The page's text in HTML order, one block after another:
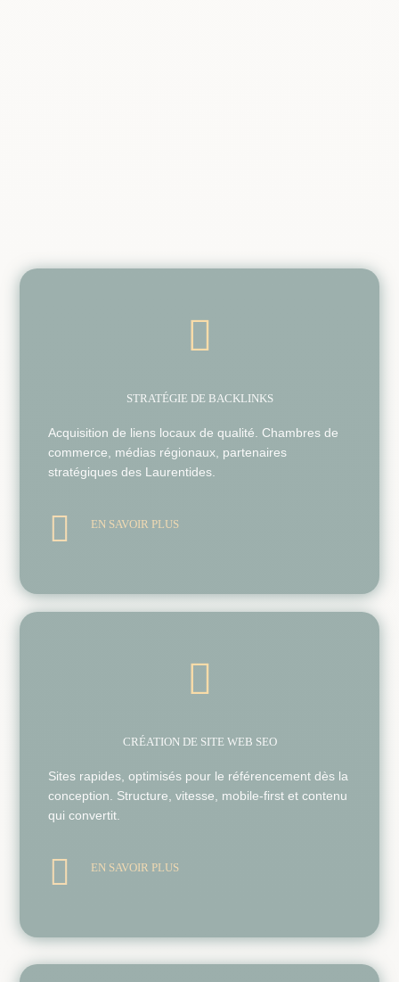

STRATÉGIE DE BACKLINKS
Acquisition de liens locaux de qualité. Chambres de
commerce, médias régionaux, partenaires
stratégiques des Laurentides.
 EN SAVOIR PLUS

CRÉATION DE SITE WEB SEO
Sites rapides, optimisés pour le référencement dès la
conception. Structure, vitesse, mobile-first et contenu
qui convertit.
 EN SAVOIR PLUS